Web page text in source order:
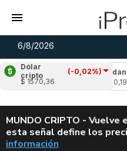
6/8/2026
Dólar
cripto
(-0,02%)
$ 1570,36
Cardano (-
MUNDO CRIPTO -
esta señal define los
información